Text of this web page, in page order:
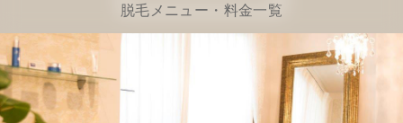
脱毛メニュー・料金一覧